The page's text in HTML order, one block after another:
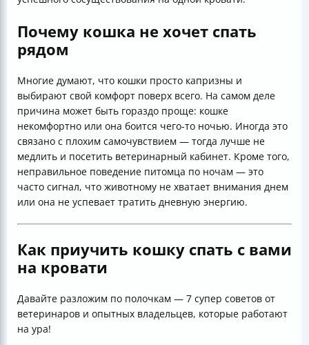
Почему кошка не хочет спать
рядом
Многие думают, что кошки просто капризны и
выбирают свой комфорт поверх всего. На самом деле
причина может быть гораздо проще: кошке
некомфортно или она боится чего-то ночью. Иногда это
связано с плохим самочувствием — тогда лучше не
медлить и посетить ветеринарный кабинет. Кроме того,
неправильное поведение питомца по ночам — это
часто сигнал, что животному не хватает внимания днем
или она не успевает тратить дневную энергию.
Как приучить кошку спать с вами
на кровати
Давайте разложим по полочкам — 7 супер советов от
ветеринаров и опытных владельцев, которые работают
на ура!